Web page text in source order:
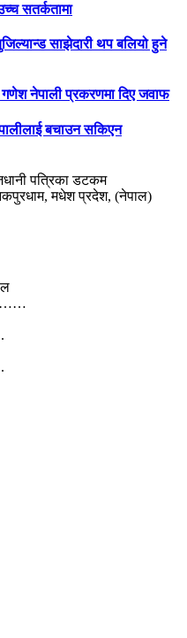
सतर्कतामा
साझेदारी थप बलियो हुने
नेपाली प्रकरणमा दिए जवाफ
बचाउन सकिएन
पत्रिका डटकम
मधेश प्रदेश, (नेपाल)